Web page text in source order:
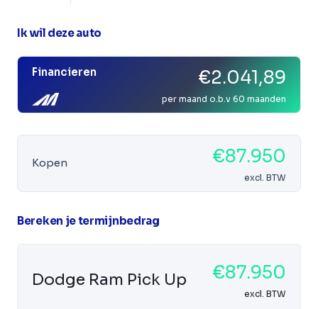
Ik wil deze auto
Financieren €2.041,89
per maand o.b.v 60 maanden
Kopen €87.950
excl. BTW
Bereken je termijnbedrag
Dodge Ram Pick Up €87.950
excl. BTW